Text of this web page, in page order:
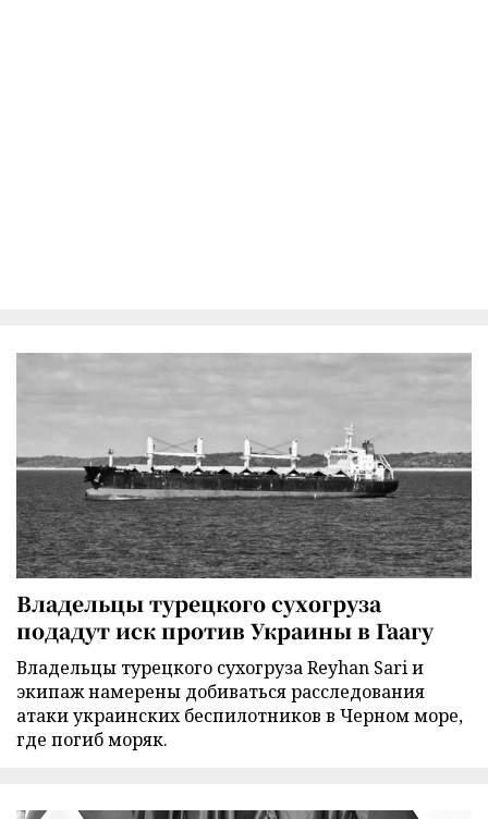
Владельцы турецкого сухогруза
подадут иск против Украины в Гаагу
Владельцы турецкого сухогруза Reyhan Sari и
экипаж намерены добиваться расследования
атаки украинских беспилотников в Черном море,
где погиб моряк.